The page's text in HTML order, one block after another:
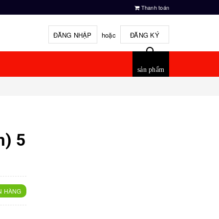
Thanh toán
ĐĂNG NHẬP hoặc ĐĂNG KÝ
sản phẩm
5
HÀNG